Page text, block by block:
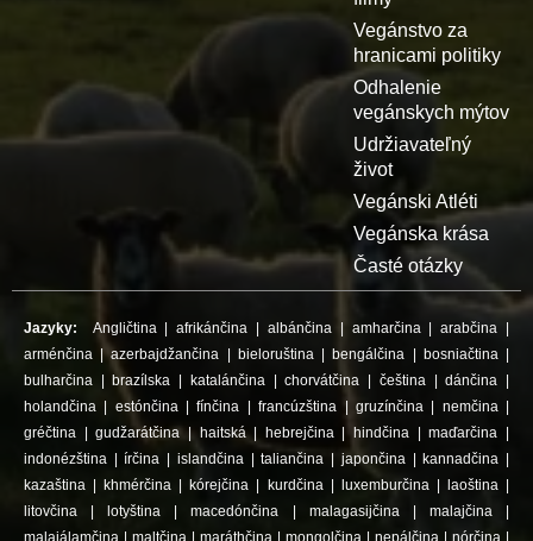
Vegánstvo za
hranicami politiky
Odhalenie
vegánskych mýtov
Udržiavateľný
život
Vegánski Atléti
Vegánska krása
Časté otázky
Jazyky: Angličtina|afrikánčina albánčina| amharčina|arabčina
arménčina |azerbajdžančina bieloruština| bengálčina bosniačtina|
bulharčina
brazílska katalánčina|chorvátčina čeština|dánčina
holandčina
estónčina|fínčina |francúzština gruzínčina| nemčina|
gréčtina |gudžarátčina | haitská| hebrejčina| hindčina |maďarčina
indonézština
írčina islandčina|taliančina japončina| kannadčina
kazaština
khmérčina kórejčina kurdčina| luxemburčina| laoština|
litovčina
lotyština |macedónčina malagasijčina| malajčina|
malajálamčina
maltčina maráthčina mongolčina nepálčina nórčina